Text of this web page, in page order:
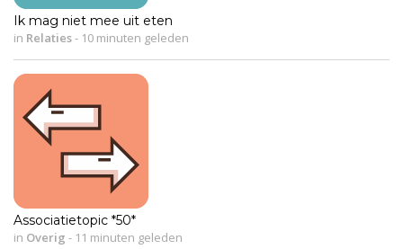
Ik mag niet mee uit eten
in Relaties- 10 minuten geleden
Associatietopic *50*
in Overig - 11 minuten geleden